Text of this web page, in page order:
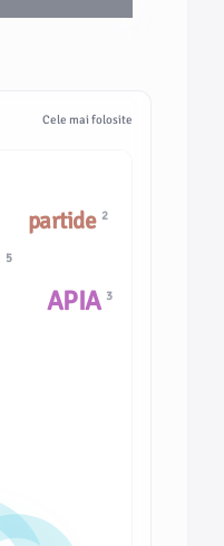
Cele mai folosite
partide 2
APIA 3
5